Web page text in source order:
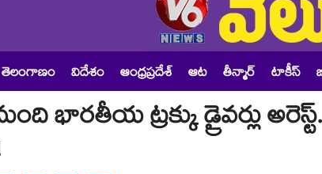
తెలంగాణం విదేశం ఆంధ్రప్రదేశ్ ఆట తీన్మార్ టాకీస్
భారతీయ ట్రక్కు డ్రైవర్లు